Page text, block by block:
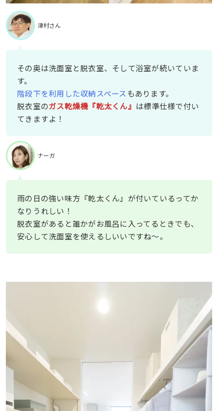
津村さん
その奥は洗面室と脱衣室、そして浴室が続いていま
す。
階段下を利用した収納スペース もあります。
脱衣室のガス乾燥機『乾太くん』 は標準仕様で付い
てきますよ！
ナーガ
雨の日の強い味方『乾太くん』が付いているってか
なりうれしい！
脱衣室があると誰かがお風呂に入ってるときでも、
安心して洗面室を使えるしいいですね〜。